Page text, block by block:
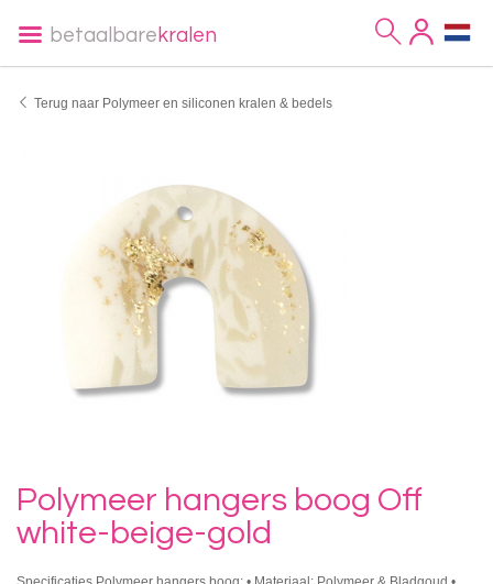
betaalbare kralen
Terug naar Polymeer en siliconen kralen & bedels
Polymeer hangers boog Off
white-beige-gold